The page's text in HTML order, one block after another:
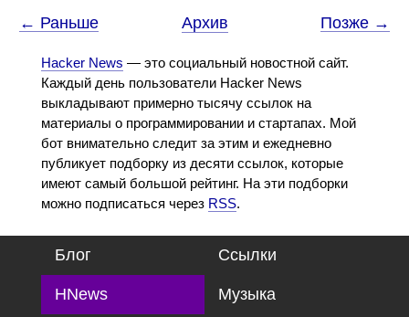
← Раньше Архив Позже →
Hacker News — это социальный новостной сайт.
Каждый день пользователи Hacker News
выкладывают примерно тысячу ссылок на
материалы о программировании и стартапах. Мой
бот внимательно следит за этим и ежедневно
публикует подборку из десяти ссылок, которые
имеют самый большой рейтинг. На эти подборки
можно подписаться через RSS.
Блог Ссылки
HNews Музыка